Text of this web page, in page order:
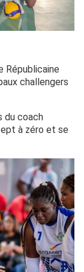
Républicaine
challengers
du coach
à zéro et se